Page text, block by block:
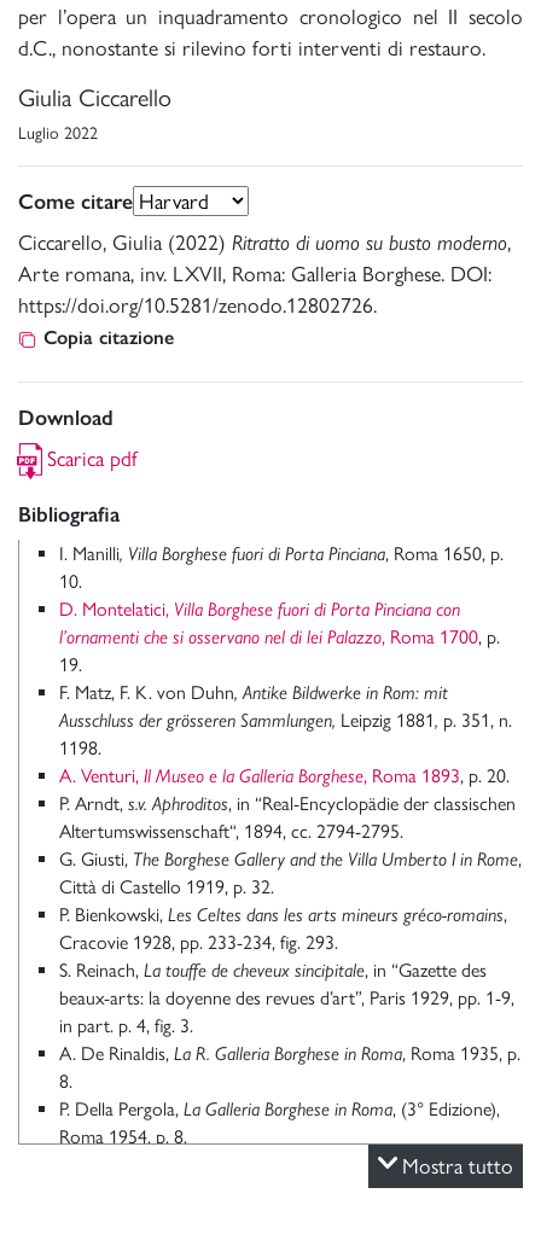
per l’opera un inquadramento cronologico nel II secolo
d.C., nonostante si rilevino forti interventi di restauro.
Giulia Ciccarello
Luglio 2022
Come citare
Ciccarello, Giulia (2022) Ritratto di uomo su busto moderno,
Arte romana, inv. LXVII, Roma: Galleria Borghese. DOI:
https://doi.org/10.5281/zenodo.12802726.
Copia citazione
Download
Scarica pdf
Bibliografia
I. Manilli, Villa Borghese fuori di Porta Pinciana, Roma 1650, p.
10.
D. Montelatici, Villa Borghese fuori di Porta Pinciana con
l’ornamenti che si osservano nel di lei Palazzo, Roma 1700, p.
19.
F. Matz, F. K. von Duhn, Antike Bildwerke in Rom: mit
Ausschluss der grösseren Sammlungen, Leipzig 1881, p. 351, n.
1198.
A. Venturi, Il Museo e la Galleria Borghese, Roma 1893, p. 20.
P. Arndt, s.v. Aphroditos, in “Real-Encyclopädie der classischen
Altertumswissenschaft“, 1894, cc. 2794-2795.
G. Giusti, The Borghese Gallery and the Villa Umberto I in Rome,
Città di Castello 1919, p. 32.
P. Bienkowski, Les Celtes dans les arts mineurs gréco-romains,
Cracovie 1928, pp. 233-234, fig. 293.
S. Reinach, La touffe de cheveux sincipitale, in “Gazette des
beaux-arts: la doyenne des revues d’art”, Paris 1929, pp. 1-9,
in part. p. 4, fig. 3.
A. De Rinaldis, La R. Galleria Borghese in Roma, Roma 1935, p.
8.
P. Della Pergola, La Galleria Borghese in Roma, (3° Edizione),
Roma 1954, p. 8.
Catalogo del Gabinetto fotografico Nazionale, Galleria
, Roma 1957, p. 14, n.
Mostra tutto